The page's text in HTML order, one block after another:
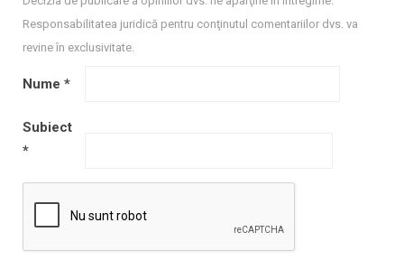
Responsabilitatea juridică pentru conţinutul comentariilor dvs. va
revine în exclusivitate.
Nume *
Subiect
*